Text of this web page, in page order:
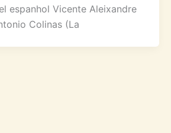
espanhol Vicente Aleixandre
Colinas (La